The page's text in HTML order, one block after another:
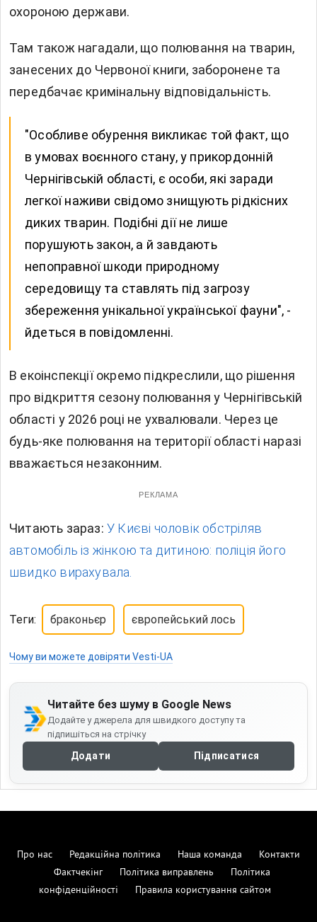
охороною держави.
Там також нагадали, що полювання на тварин,
занесених до Червоної книги, заборонене та
передбачає кримінальну відповідальність.
"Особливе обурення викликає той факт, що
в умовах воєнного стану, у прикордонній
Чернігівській області, є особи, які заради
легкої наживи свідомо знищують рідкісних
диких тварин. Подібні дії не лише
порушують закон, а й завдають
непоправної шкоди природному
середовищу та ставлять під загрозу
збереження унікальної української фауни", -
йдеться в повідомленні.
В екоінспекції окремо підкреслили, що рішення
про відкриття сезону полювання у Чернігівській
області у 2026 році не ухвалювали. Через це
будь-яке полювання на території області наразі
вважається незаконним.
РЕКЛАМА
Читають зараз: У Києві чоловік обстріляв
автомобіль із жінкою та дитиною: поліція його
швидко вирахувала.
Теги: браконьєр європейський лось
Чому ви можете довіряти Vesti-UA
Читайте без шуму в Google News
Додайте у джерела для швидкого доступу та
підпишіться на стрічку
Додати Підписатися
Про нас Редакційна політика Наша команда
Контакти
Фактчекінг
Політика виправлень
Політика
конфіденційності
Правила користування сайтом